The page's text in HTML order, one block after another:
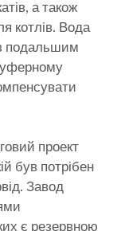
а також
котлів. Вода
подальшим
проект
був потрібен
Завод
є резервною